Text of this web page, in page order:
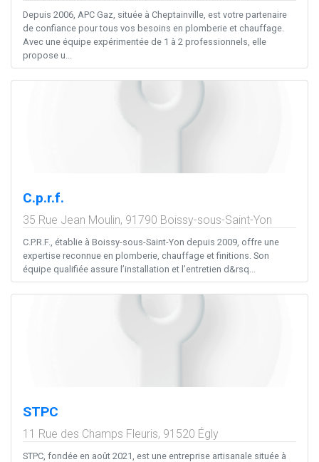
Depuis 2006, APC Gaz, située à Cheptainville, est votre partenaire
de confiance pour tous vos besoins en plomberie et chauffage.
Avec une équipe expérimentée de 1 à 2 professionnels, elle
propose u...
C.p.r.f.
35 Rue Jean Moulin, 91790 Boissy-sous-Saint-Yon
C.P.R.F., établie à Boissy-sous-Saint-Yon depuis 2009, offre une
expertise reconnue en plomberie, chauffage et finitions. Son
équipe qualifiée assure l’installation et l’entretien d&rsq...
STPC
11 Rue des Champs Fleuris, 91520 Égly
STPC, fondée en août 2021, est une entreprise artisanale située à